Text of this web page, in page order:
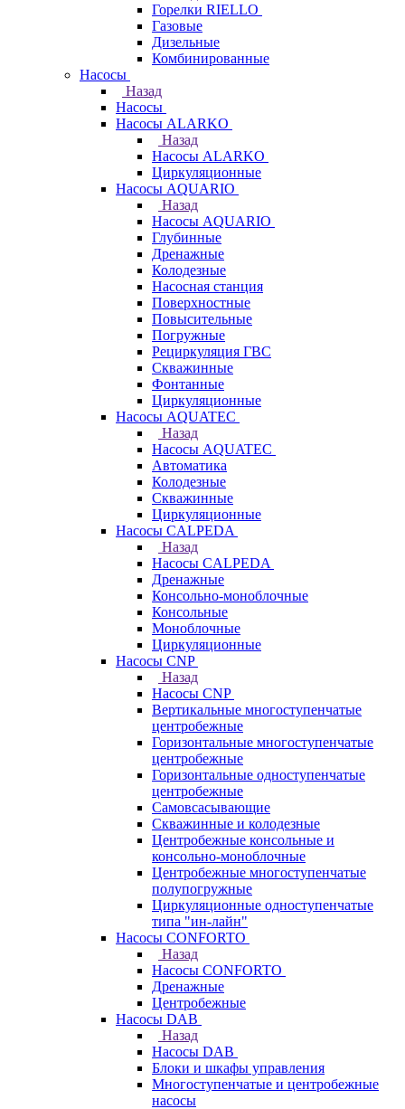
Горелки RIELLO
Газовые
Дизельные
Комбинированные
Насосы
Назад
Насосы
Насосы ALARKO
Назад
Насосы ALARKO
Циркуляционные
Насосы AQUARIO
Назад
Насосы AQUARIO
Глубинные
Дренажные
Колодезные
Насосная станция
Поверхностные
Повысительные
Погружные
Рециркуляция ГВС
Скважинные
Фонтанные
Циркуляционные
Насосы AQUATEC
Назад
Насосы AQUATEC
Автоматика
Колодезные
Скважинные
Циркуляционные
Насосы CALPEDA
Назад
Насосы CALPEDA
Дренажные
Консольно-моноблочные
Консольные
Моноблочные
Циркуляционные
Насосы CNP
Назад
Насосы CNP
Вертикальные многоступенчатые
центробежные
Горизонтальные многоступенчатые
центробежные
Горизонтальные одноступенчатые
центробежные
Самовсасывающие
Скважинные и колодезные
Центробежные консольные и
консольно-моноблочные
Центробежные многоступенчатые
полупогружные
Циркуляционные одноступенчатые
типа "ин-лайн"
Насосы CONFORTO
Назад
Насосы CONFORTO
Дренажные
Центробежные
Насосы DAB
Назад
Насосы DAB
Блоки и шкафы управления
Многоступенчатые и центробежные
насосы